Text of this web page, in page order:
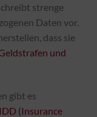
strenge
Daten vor.
dass sie
und
gibt es
IDD (Insurance